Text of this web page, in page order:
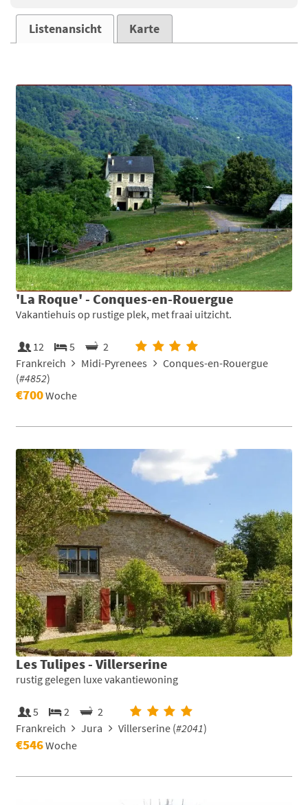
Listenansicht Karte
'La Roque' - Conques-en-Rouergue
Vakantiehuis op rustige plek, met fraai uitzicht.
12 5
2
Frankreich
Midi-Pyrenees
Conques-en-Rouergue
(#4852)
€700Woche
Les Tulipes - Villerserine
rustig gelegen luxe vakantiewoning
5 2
2
Frankreich
Jura Villerserine (#2041)
€546Woche